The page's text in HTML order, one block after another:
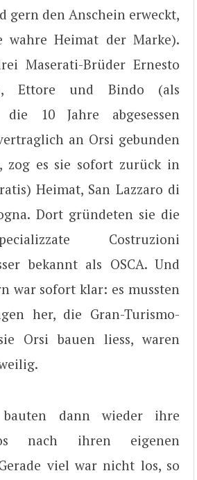
gern den Anschein erweckt,
wahre Heimat der Marke).
Maserati-Brüder Ernesto
Ettore und Bindo (als
die 10 Jahre abgesessen
an Orsi gebunden
zog es sie sofort zurück in
Heimat, San Lazzaro di
Dort gründeten sie die
Costruzioni
bekannt als OSCA. Und
war sofort klar: es mussten
her, die Gran-Turismo-
Orsi bauen liess, waren
dann wieder ihre
nach ihren eigenen
viel war nicht los, so